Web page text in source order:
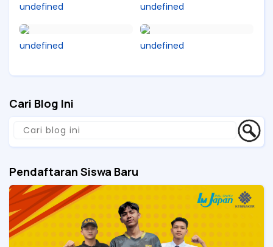
undefined undefined
undefined undefined
Cari Blog Ini
Pendaftaran Siswa Baru